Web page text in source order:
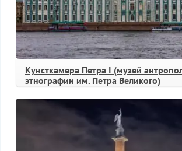
Кунсткамера Петра I (музей
этнографии им. Петра Великого)